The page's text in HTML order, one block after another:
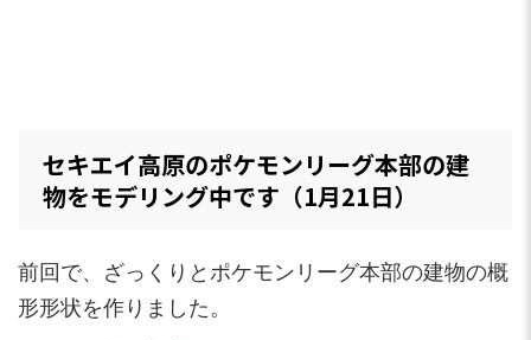
セキエイ高原のポケモンリーグ本部の建
物をモデリング中です（1月21日）
前回で、ざっくりとポケモンリーグ本部の建物の概
形形状を作りました。